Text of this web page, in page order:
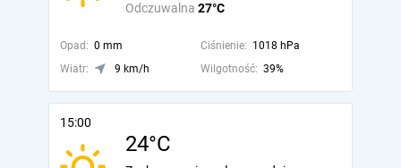
Odczuwalna 27°C
Opad: 0 mm Ciśnienie: 1018 hPa
Wiatr:
9 km/h Wilgotność: 39%
15:00
24°C